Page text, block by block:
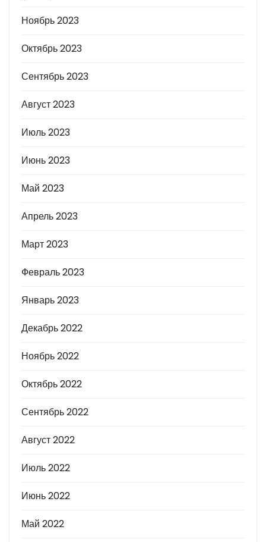
Ноябрь 2023
Октябрь 2023
Сентябрь 2023
Август 2023
Июль 2023
Июнь 2023
Май 2023
Апрель 2023
Март 2023
Февраль 2023
Январь 2023
Декабрь 2022
Ноябрь 2022
Октябрь 2022
Сентябрь 2022
Август 2022
Июль 2022
Июнь 2022
Май 2022